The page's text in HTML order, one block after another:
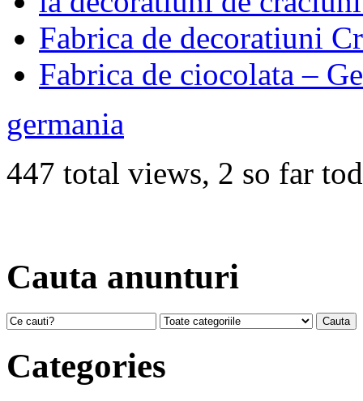
Fabrica de decoratiuni
Fabrica de ciocolata –
germania
447 total views, 2 so far
Cauta anunturi
Categories